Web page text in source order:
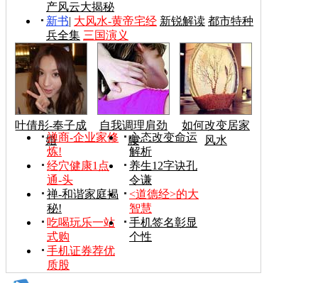
产风云大揭秘
新书| 大风水-黄帝宅经 新锐解读 都市特种
兵全集 三国演义
叶倩彤-奉子成
婚
自我调理肩劲
腰
如何改变居家
风水
禅商-企业家修
炼!
心态改变命运
解析
经穴健康1点
通-头
养生12字诀孔
令谦
禅-和谐家庭揭
秘!
<道德经>的大
智慧
吃喝玩乐一站
式购
手机签名彰显
个性
手机证券荐优
质股